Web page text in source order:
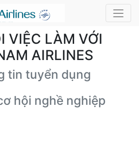
VIỆC LÀM VỚI
AIRLINES
tin tuyển dụng
hội nghề nghiệp